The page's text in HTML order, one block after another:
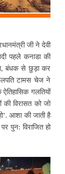
जी ने देवी
पहले कनाडा की
बंधक से छुड़ा कर
टामस चेज ने
ऐतिहासिक गलतियों
विरासत को जो
आशा की जाती है
पुन: विराजित हो